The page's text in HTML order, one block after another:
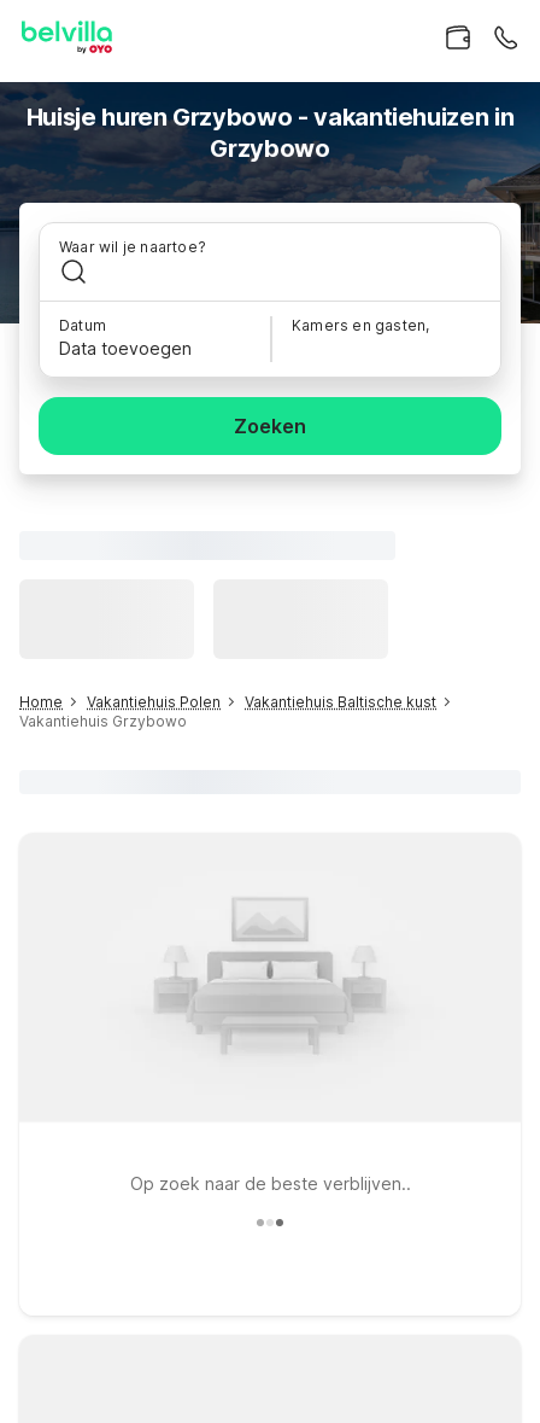
Huisje huren Grzybowo - vakantiehuizen in
Grzybowo
Waar wil je naartoe?
Datum
Data toevoegen
Kamers en gasten,
Zoeken
Home Vakantiehuis Polen
Vakantiehuis Baltische kust
Vakantiehuis Grzybowo
Op zoek naar de beste verblijven..